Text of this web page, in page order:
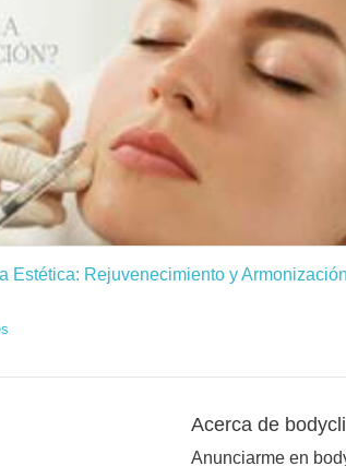
Estética: Rejuvenecimiento y Armonización
Acerca de
Anunciarme en